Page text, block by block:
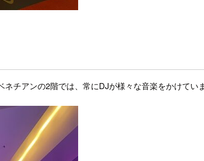
チアンの2階では、常にDJが様々な音楽をかけてい